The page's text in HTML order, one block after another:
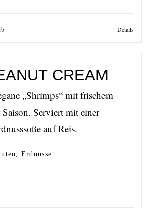
Details
CREAM
„Shrimps“ mit frischem
Saison. Serviert mit einer
auf Reis.
Erdnüsse